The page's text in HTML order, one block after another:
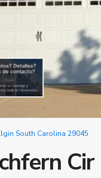
South Carolina 29045